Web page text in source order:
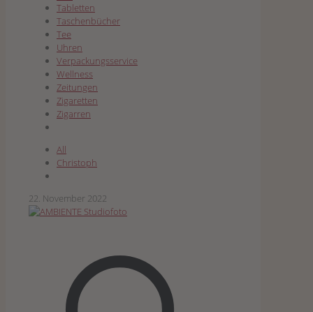
Tabletten
Taschenbücher
Tee
Uhren
Verpackungsservice
Wellness
Zeitungen
Zigaretten
Zigarren
All
Christoph
22. November 2022